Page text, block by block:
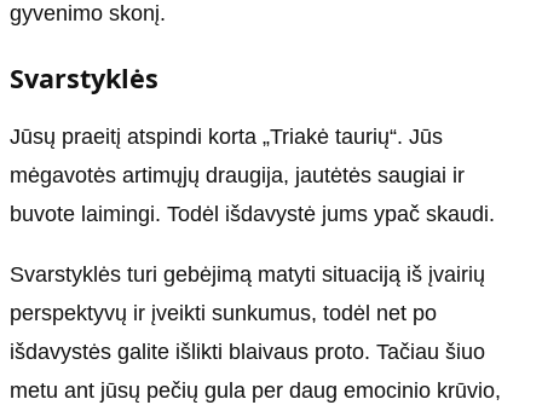
gyvenimo skonį.
Svarstyklės
Jūsų praeitį atspindi korta „Triakė taurių“. Jūs
mėgavotės artimųjų draugija, jautėtės saugiai ir
buvote laimingi. Todėl išdavystė jums ypač skaudi.
Svarstyklės turi gebėjimą matyti situaciją iš įvairių
perspektyvų ir įveikti sunkumus, todėl net po
išdavystės galite išlikti blaivaus proto. Tačiau šiuo
metu ant jūsų pečių gula per daug emocinio krūvio,